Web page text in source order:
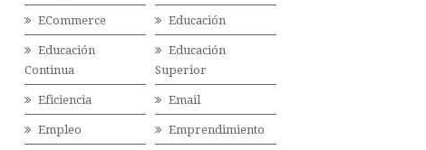
ECommerce Educación
Educación
Continua
Educación
Superior
Eficiencia Email
Empleo Emprendimiento